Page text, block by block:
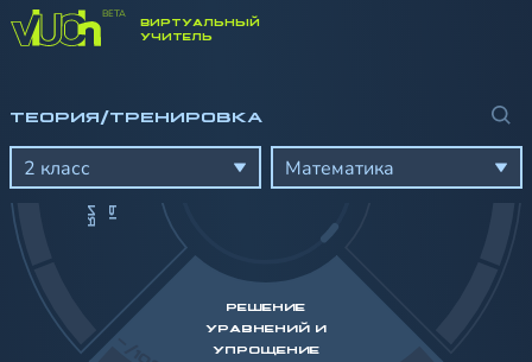
ВИРТУАЛЬНЫЙ
УЧИТЕЛЬ
2 класс Математика
ТЕОРИЯ/ТРЕНИРОВКА
-/100
РЕШЕНИЕ
УРАВНЕНИЙ И
УПРОЩЕНИЕ
Е
Д
И
Н
И
Ц
Ы
ИЗ
М
Е
Р
Е
Н
И
Я